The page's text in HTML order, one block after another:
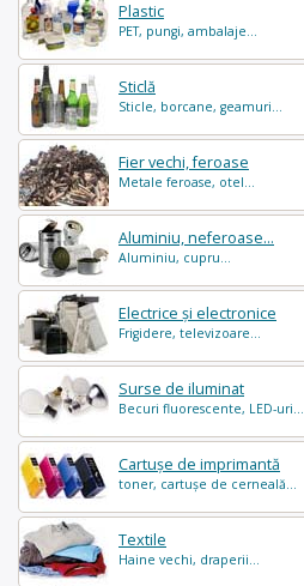
Plastic
PET, pungi, ambalaje...
Sticlă
Sticle, borcane, geamuri...
Fier vechi, feroase
Metale feroase, otel...
Aluminiu, neferoase...
Aluminiu, cupru...
Electrice și electronice
Frigidere, televizoare...
Surse de iluminat
Becuri fluorescente, LED-uri...
Cartușe de imprimantă
toner, cartușe de cerneală...
Textile
Haine vechi, draperii...